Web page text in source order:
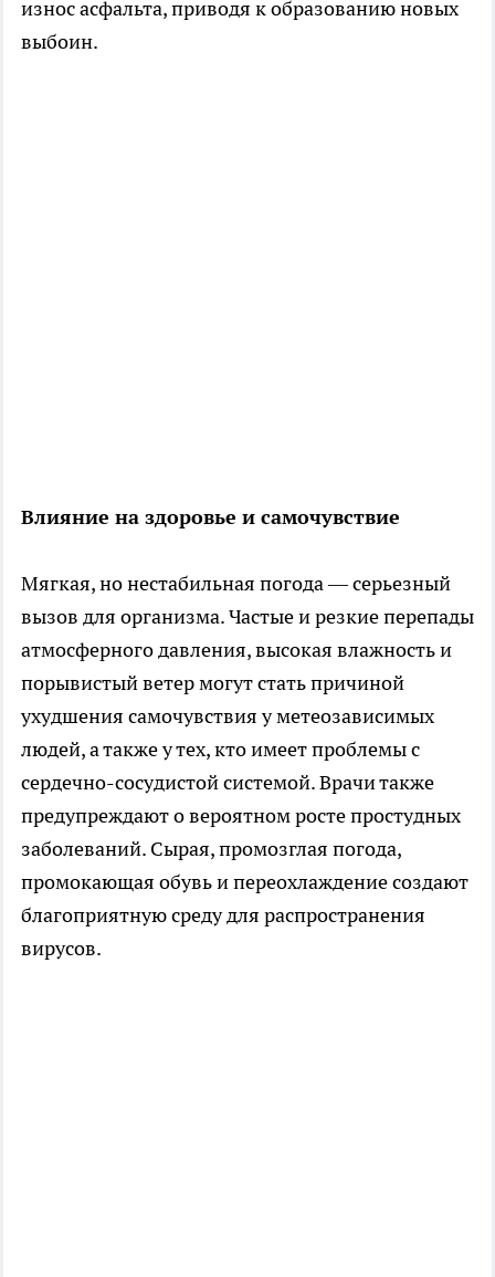
износ асфальта, приводя к образованию новых
выбоин.
Влияние на здоровье и самочувствие
Мягкая, но нестабильная погода — серьезный
вызов для организма. Частые и резкие перепады
атмосферного давления, высокая влажность и
порывистый ветер могут стать причиной
ухудшения самочувствия у метеозависимых
людей, а также у тех, кто имеет проблемы с
сердечно-сосудистой системой. Врачи также
предупреждают о вероятном росте простудных
заболеваний. Сырая, промозглая погода,
промокающая обувь и переохлаждение создают
благоприятную среду для распространения
вирусов.